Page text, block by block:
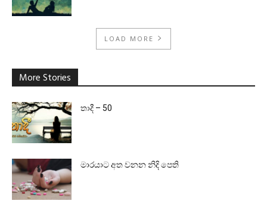
LOAD MORE
More Stories
තාදී – 50
මාරයාට අත වනන නිදි පෙති